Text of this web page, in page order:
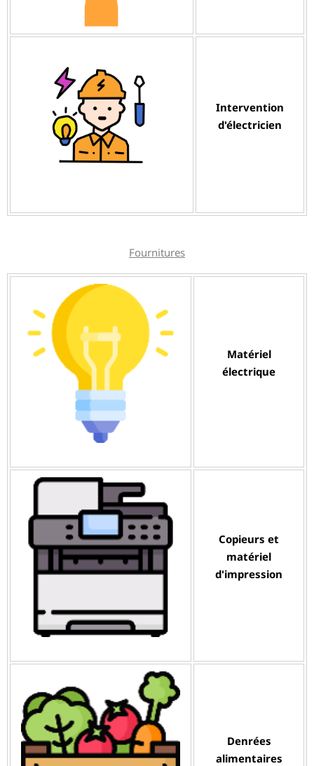
Intervention
d'électricien
Fournitures
Matériel
électrique
Copieurs et
matériel
d'impression
Denrées
alimentaires